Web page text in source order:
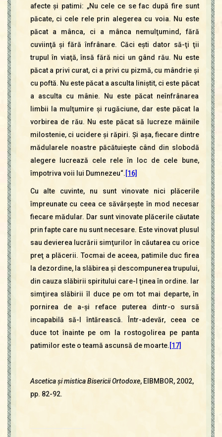
afecte şi patimi: „Nu cele ce se fac după fire sunt
păcate, ci cele rele prin alegerea cu voia. Nu este
păcat a mânca, ci a mânca nemulţumind, fără
cuviinţă şi fără înfrânare. Căci eşti dator să-ţi ţii
trupul în viaţă, însă fără nici un gând rău. Nu este
păcat a privi curat, ci a privi cu pizmă, cu mândrie şi
cu poftă. Nu este păcat a asculta liniştit, ci este păcat
a asculta cu mânie. Nu este păcat neînfrânarea
limbii la mulţumire şi rugăciune, dar este păcat la
vorbirea de rău. Nu este păcat să lucreze mâinile
milostenie, ci ucidere şi răpiri. Şi aşa, fiecare dintre
mădularele noastre păcătuieşte când din slobodă
alegere lucrează cele rele în loc de cele bune,
împotriva voii lui Dumnezeu“.[16]
Cu alte cuvinte, nu sunt vinovate nici plăcerile
împreunate cu ceea ce săvârşeşte în mod necesar
fiecare mădular. Dar sunt vinovate plăcerile căutate
prin fapte care nu sunt necesare. Este vinovat plusul
sau devierea lucrării simţurilor în căutarea cu orice
preţ a plăcerii. Tocmai de aceea, patimile duc firea
la dezordine, la slăbirea şi descompunerea trupului,
din cauza slăbirii spiritului care-l ţinea în ordine. Iar
simţirea slăbirii îl duce pe om tot mai departe, în
pornirea de a-şi reface puterea dintr-o sursă
incapabilă să-l întărească. Într-adevăr, ceea ce
duce tot înainte pe om la rostogolirea pe panta
patimilor este o teamă ascunsă de moarte.[17]
Ascetica şi mistica Bisericii Ortodoxe, EIBMBOR, 2002,
pp. 82-92.